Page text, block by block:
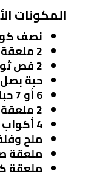
المكونات
نصف
2 ملعقة كبيرة زيت نباتي
2 فص ثوم مهروس
حبة
6 أو 7 حبات طماطم مقشرة ومفرومة
2 ملعقة كبيرة معجون طماطم
4 أكواب مرق دجاج أو خضار
ملح
ملعقة
ملعقة